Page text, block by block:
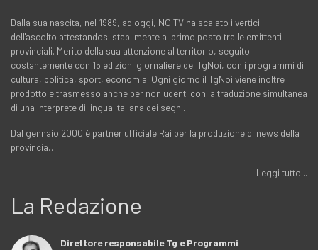
Dalla sua nascita, nel 1989, ad oggi, NOITV ha scalato i vertici
dell'ascolto attestandosi stabilmente al primo posto tra le emittenti
provinciali. Merito della sua attenzione al territorio, seguito
costantemente con 15 edizioni giornaliere del TgNoi, con i programmi di
cultura, politica, sport, economia. Ogni giorno il TgNoi viene inoltre
prodotto e trasmesso anche per non udenti con la traduzione simultanea
di una interprete di lingua italiana dei segni.
Dal gennaio 2000 è partner ufficiale Rai per la produzione di news della
provincia…
Leggi tutto...
La Redazione
Direttore responsabile Tg e Programmi